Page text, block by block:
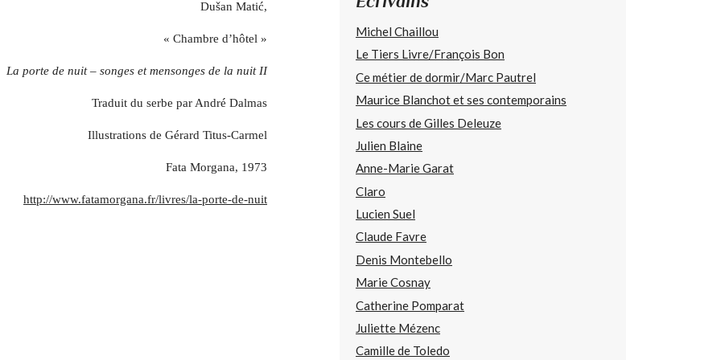
Dušan Matić,
« Chambre d’hôtel »
La porte de nuit – songes et mensonges de la nuit II
Traduit du serbe par André Dalmas
Illustrations de Gérard Titus-Carmel
Fata Morgana, 1973
http://www.fatamorgana.fr/livres/la-porte-de-nuit
Michel Chaillou
Le Tiers Livre/François Bon
Ce métier de dormir/Marc Pautrel
Maurice Blanchot et ses contemporains
Les cours de Gilles Deleuze
Julien Blaine
Anne-Marie Garat
Claro
Lucien Suel
Claude Favre
Denis Montebello
Marie Cosnay
Catherine Pomparat
Juliette Mézenc
Camille de Toledo